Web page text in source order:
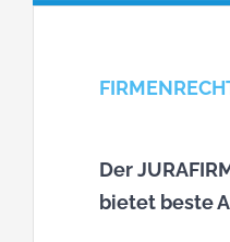
Der
bietet beste